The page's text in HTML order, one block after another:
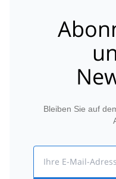
Bleiben Sie auf